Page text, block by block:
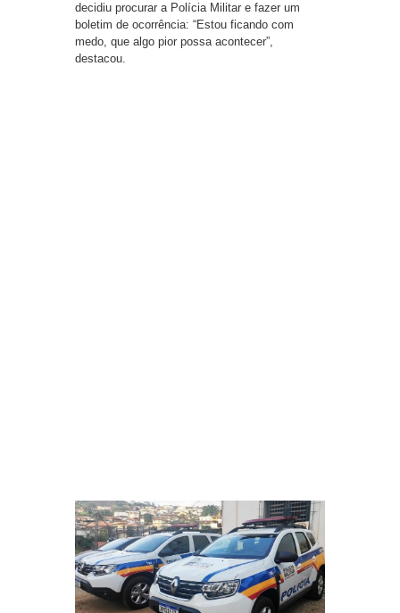
decidiu procurar a Polícia Militar e fazer um
boletim de ocorrência: “Estou ficando com
medo, que algo pior possa acontecer”,
destacou.